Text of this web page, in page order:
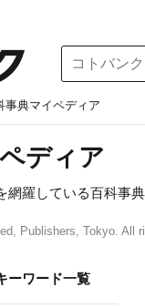
事典マイペディア
ディア
羅している百科事典
Publishers, Tokyo. All
ーワード一覧